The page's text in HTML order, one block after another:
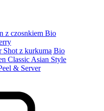
z czosnkiem Bio
Shot z kurkumą Bio
Classic Asian Style
& Server